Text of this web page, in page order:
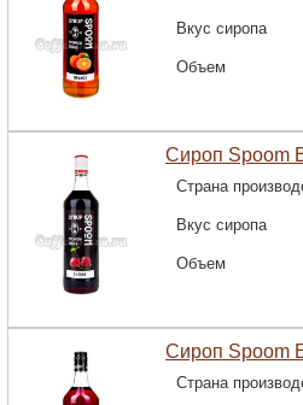
Вкус сиропа
Объем
Сироп Spoom
Страна
Вкус сиропа
Объем
Сироп Spoom
Страна